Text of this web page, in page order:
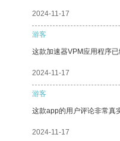
2024-11-17
游客
这款加速器VPM应用程序
2024-11-17
游客
这款app的用户评论非常真
2024-11-17